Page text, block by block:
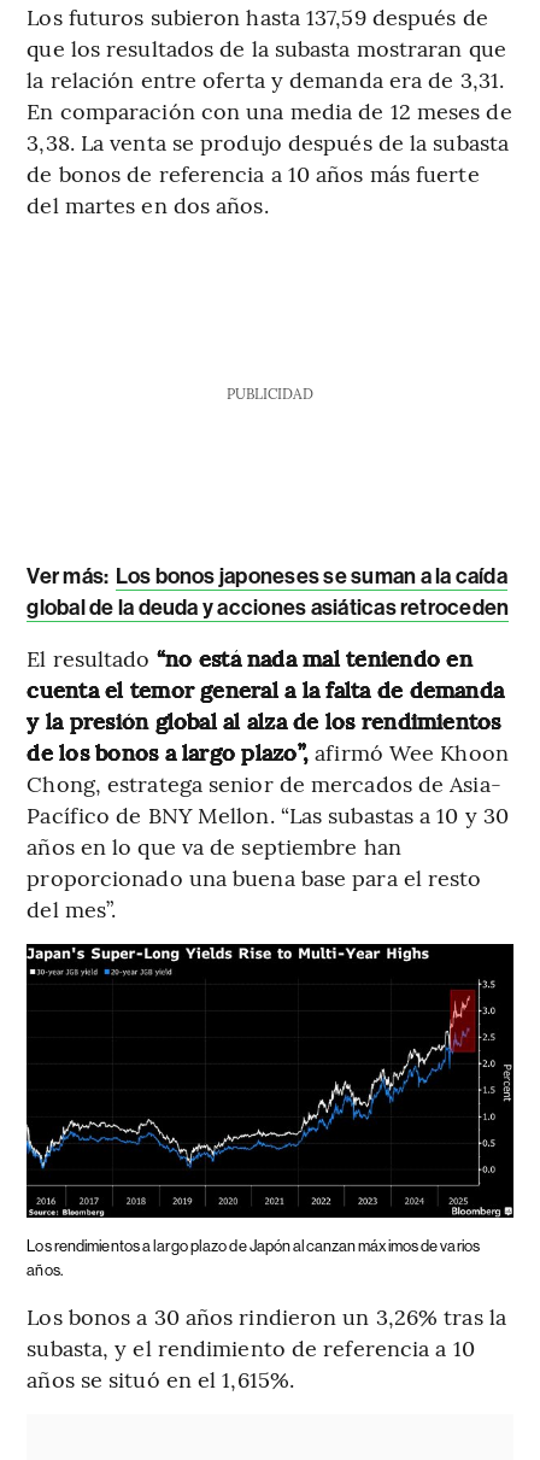
Los futuros subieron hasta 137,59 después de
que los resultados de la subasta mostraran que
la relación entre oferta y demanda era de 3,31.
En comparación con una media de 12 meses de
3,38. La venta se produjo después de la subasta
de bonos de referencia a 10 años más fuerte
del martes en dos años.
PUBLICIDAD
Ver más: Los bonos japoneses se suman a la caída
global de la deuda y acciones asiáticas retroceden
El resultado “no está nada mal teniendo en
cuenta el temor general a la falta de demanda
y la presión global al alza de los rendimientos
de los bonos a largo plazo”, afirmó Wee Khoon
Chong, estratega senior de mercados de Asia-
Pacífico de BNY Mellon. “Las subastas a 10 y 30
años en lo que va de septiembre han
proporcionado una buena base para el resto
del mes”.
Los rendimientos a largo plazo de Japón alcanzan máximos de varios
años.
Los bonos a 30 años rindieron un 3,26% tras la
subasta, y el rendimiento de referencia a 10
años se situó en el 1,615%.